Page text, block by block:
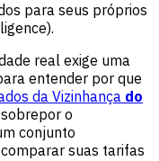
para seus próprios
real exige uma
entender por que
da Vizinhança do
o
conjunto
suas tarifas